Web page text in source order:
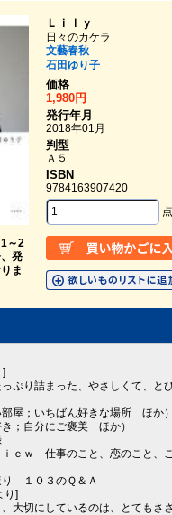
～2
発
ま
Ｌｉｌｙ
日々のカケラ
文藝春秋
石田ゆり子
価格
1,980円
発行年月
2018年01月
判型
Ａ５
ISBN
9784163907420
点
]
ぷり詰まった、やさしくて、と
屋；いちばん好きな場所 ほか）
；自分にご褒美 ほか）
ｅｗ 仕事のこと、恋のこと、
り １０３のＱ＆Ａ
り]
大切にしているのは、とてもさ